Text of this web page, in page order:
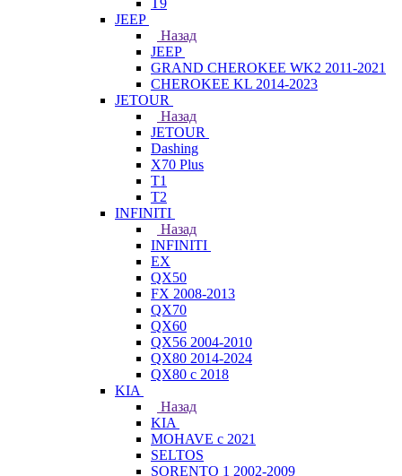
T9
JEEP
Назад
JEEP
GRAND CHEROKEE WK2 2011-2021
CHEROKEE KL 2014-2023
JETOUR
Назад
JETOUR
Dashing
X70 Plus
T1
T2
INFINITI
Назад
INFINITI
EX
QX50
FX 2008-2013
QX70
QX60
QX56 2004-2010
QX80 2014-2024
QX80 c 2018
KIA
Назад
KIA
MOHAVE с 2021
SELTOS
SORENTO 1 2002-2009